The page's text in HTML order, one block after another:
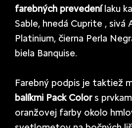
farebných prevedenílaku
Sable, hnedá Cuprite , sivá
Platinium, čierna Perla
biela Banquise.
Farebný podpis je taktiež
balíkmi Pack Colors
oranžovej farby okolo